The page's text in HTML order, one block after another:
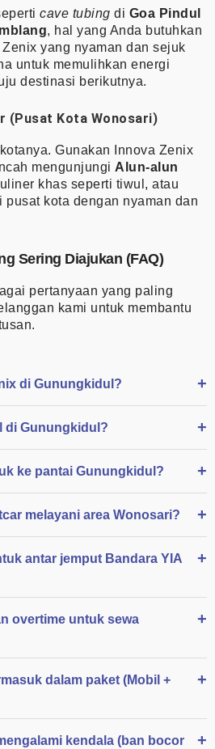
cave tubing di Goa Pindul
, hal yang Anda butuhkan
yang nyaman dan sejuk
untuk memulihkan energi
destinasi berikutnya.
(Pusat Kota Wonosari)
Gunakan Innova Zenix
mengunjungi Alun-alun
khas seperti tiwul, atau
kota dengan nyaman dan
Sering Diajukan (FAQ)
pertanyaan yang paling
kami untuk membantu
di Gunungkidul?
di Gunungkidul?
ke pantai Gunungkidul?
melayani area Wonosari?
antar jemput Bandara YIA
overtime untuk sewa
dalam paket (Mobil +
kendala (ban bocor